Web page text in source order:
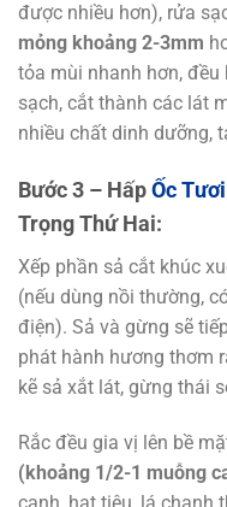
được nhiều hơn), rửa
mỏng khoảng 2-3mm
tỏa mùi nhanh hơn, đều
sạch, cắt thành các lát
nhiều chất dinh dưỡng,
Bước 3 – HấpỐc Tươi
Trọng Thứ Hai:
Xếp phần sả cắt khúc
(nếu dùng nồi thường,
điện). Sả và gừng sẽ
phát hành hương thơm
kẽ sả xắt lát, gừng thái
Rắc đều gia vị lên bề
(khoảng 1/2-1 muỗng